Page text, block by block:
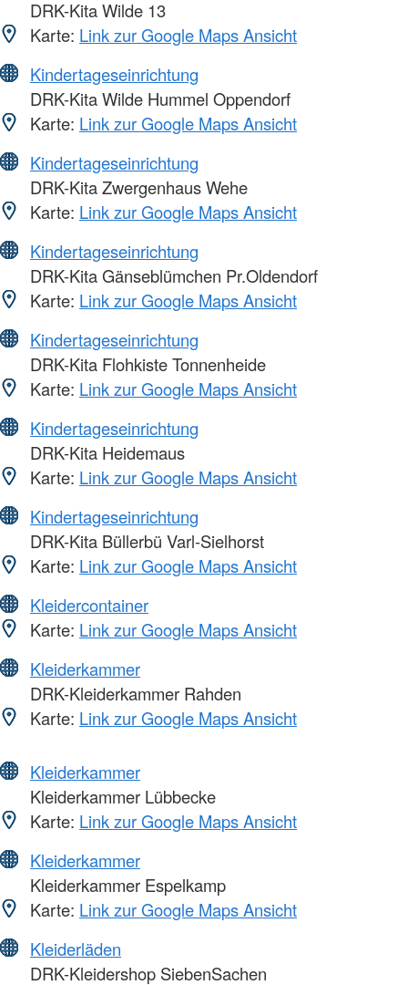
DRK-Kita Wilde 13
Karte: Link zur Google Maps Ansicht
Kindertageseinrichtung
DRK-Kita Wilde Hummel Oppendorf
Karte: Link zur Google Maps Ansicht
Kindertageseinrichtung
DRK-Kita Zwergenhaus Wehe
Karte: Link zur Google Maps Ansicht
Kindertageseinrichtung
DRK-Kita Gänseblümchen Pr.Oldendorf
Karte: Link zur Google Maps Ansicht
Kindertageseinrichtung
DRK-Kita Flohkiste Tonnenheide
Karte: Link zur Google Maps Ansicht
Kindertageseinrichtung
DRK-Kita Heidemaus
Karte: Link zur Google Maps Ansicht
Kindertageseinrichtung
DRK-Kita Büllerbü Varl-Sielhorst
Karte: Link zur Google Maps Ansicht
Kleidercontainer
Karte: Link zur Google Maps Ansicht
Kleiderkammer
DRK-Kleiderkammer Rahden
Karte: Link zur Google Maps Ansicht
Kleiderkammer
Kleiderkammer Lübbecke
Karte: Link zur Google Maps Ansicht
Kleiderkammer
Kleiderkammer Espelkamp
Karte: Link zur Google Maps Ansicht
Kleiderläden
DRK-Kleidershop SiebenSachen